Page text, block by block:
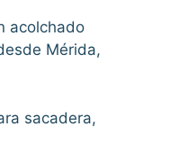
acolchado
Mérida,
sacadera,